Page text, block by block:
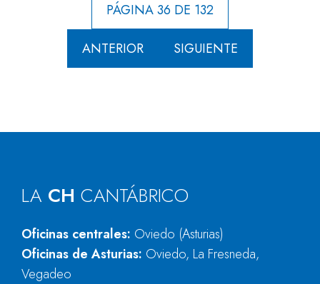
PÁGINA 36 DE 132
ANTERIOR SIGUIENTE
LA CH CANTÁBRICO
Oficinas centrales: Oviedo (Asturias)
Oficinas de Asturias: Oviedo, La Fresneda,
Vegadeo